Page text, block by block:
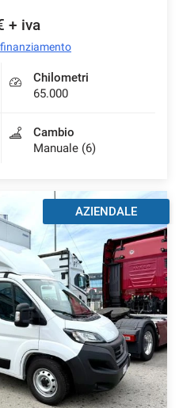
+ iva
Chilometri
65.000
Cambio
Manuale (6)
AZIENDALE